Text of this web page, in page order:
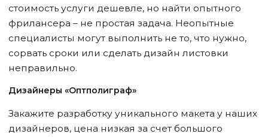
стоимость услуги дешевле, но найти опытного
фрилансера – не простая задача. Неопытные
специалисты могут выполнить не то, что нужно,
сорвать сроки или сделать дизайн листовки
неправильно.
Дизайнеры «Оптполиграф»
Закажите разработку уникального макета у наших
дизайнеров, цена низкая за счет большого